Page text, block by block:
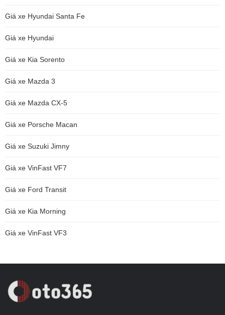
Giá xe Hyundai Santa Fe
Giá xe Hyundai
Giá xe Kia Sorento
Giá xe Mazda 3
Giá xe Mazda CX-5
Giá xe Porsche Macan
Giá xe Suzuki Jimny
Giá xe VinFast VF7
Giá xe Ford Transit
Giá xe Kia Morning
Giá xe VinFast VF3